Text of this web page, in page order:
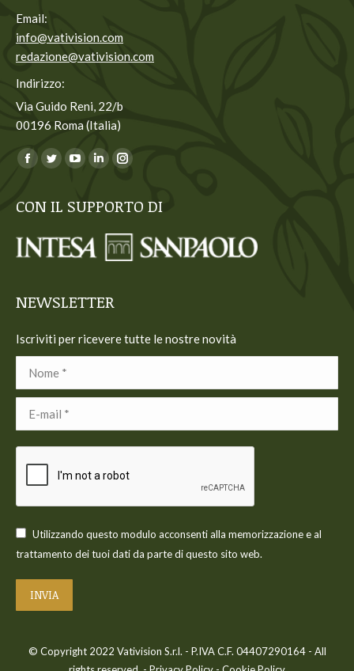
Email:
info@vativision.com
redazione@vativision.com
Indirizzo:
Via Guido Reni, 22/b
00196 Roma (Italia)
Ci puoi trovare su:
Facebook
opens
new
Twitter
opens
new
YouTube
opens
new
Linkedin
opens
new
Instagram
opens
new
CON IL SUPPORTO DI
NEWSLETTER
Iscriviti per ricevere tutte le nostre novità
Utilizzando questo modulo acconsenti alla memorizzazione e al
trattamento dei tuoi dati da parte di questo sito web.
INVIA
© Copyright 2022 Vativision S.r.l. - P.IVA C.F. 04407290164 - All